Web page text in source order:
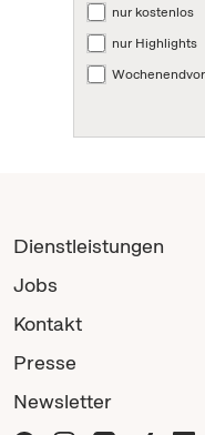
nur kostenlos
nur Highlights
Dienstleistungen
Jobs
Kontakt
Presse
Newsletter